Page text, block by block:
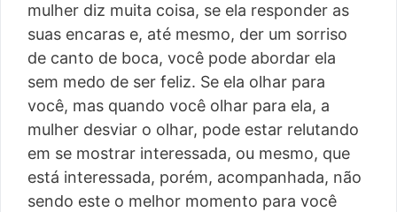
mulher diz muita coisa, se ela responder as
suas encaras e, até mesmo, der um sorriso
de canto de boca, você pode abordar ela
sem medo de ser feliz. Se ela olhar para
você, mas quando você olhar para ela, a
mulher desviar o olhar, pode estar relutando
em se mostrar interessada, ou mesmo, que
está interessada, porém, acompanhada, não
sendo este o melhor momento para você